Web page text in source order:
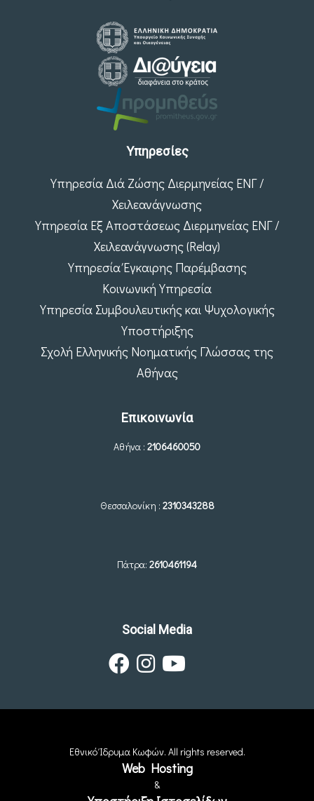
Υπηρεσίες
Υπηρεσία Διά Ζώσης Διερμηνείας ΕΝΓ /
Χειλεανάγνωσης
Υπηρεσία Εξ Αποστάσεως Διερμηνείας ΕΝΓ /
Χειλεανάγνωσης (Relay)
Υπηρεσία Έγκαιρης Παρέμβασης
Κοινωνική Υπηρεσία
Υπηρεσία Συμβουλευτικής και Ψυχολογικής
Υποστήριξης
Σχολή Ελληνικής Νοηματικής Γλώσσας της
Αθήνας
Επικοινωνία
Αθήνα : 2106460050
Θεσσαλονίκη : 2310343288
Πάτρα: 2610461194
Social Media
Εθνικό Ίδρυμα Κωφών. All rights reserved.
Web Hosting
&